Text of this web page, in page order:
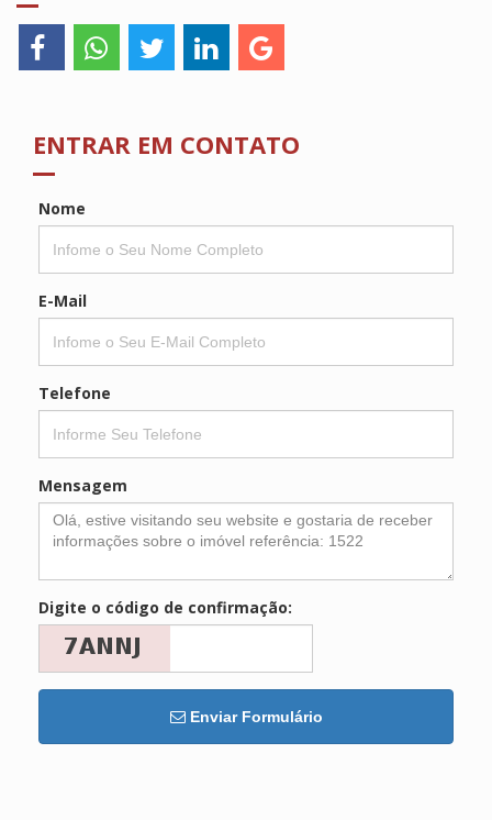
ENTRAR EM CONTATO
Nome
E-Mail
Telefone
Mensagem
Digite o código de confirmação:
Enviar Formulário